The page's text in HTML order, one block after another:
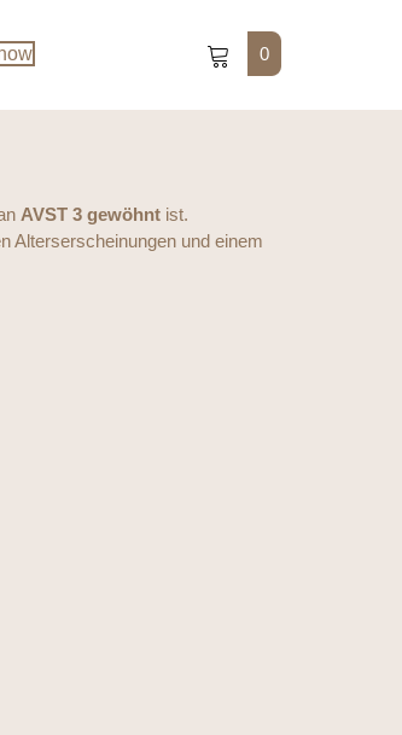
0
AVST 3 gewöhnt ist.
Alterserscheinungen und einem